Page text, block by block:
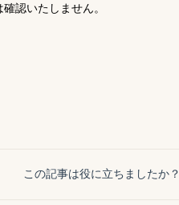
認いたしません。
この記事は役に立ちましたか？